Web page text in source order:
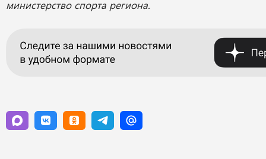
министерство спорта региона.